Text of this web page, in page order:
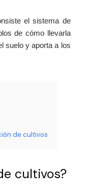
el sistema de
de cómo llevarla
suelo y aporta a los
de cultivos
cultivos?